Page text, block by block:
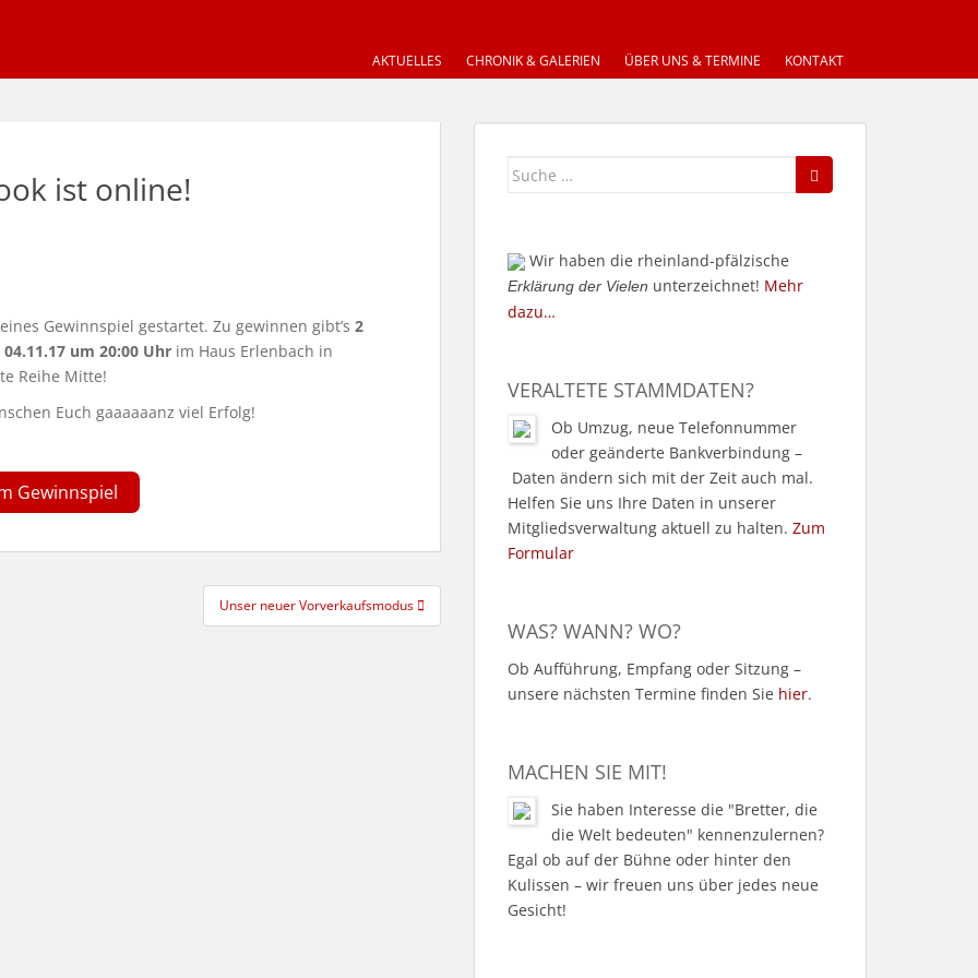
AKTUELLES CHRONIK & GALERIEN ÜBER UNS & TERMINE KONTAKT
ist online!
Gewinnspiel gestartet. Zu gewinnen gibt’s 2
um 20:00 Uhr im Haus Erlenbach in
Reihe Mitte!
Euch gaaaaaanz viel Erfolg!
Gewinnspiel
Unser neuer Vorverkaufsmodus
Suche
Wir haben die rheinland-pfälzische
Erklärung der Vielen unterzeichnet! Mehr
dazu…
VERALTETE STAMMDATEN?
Ob Umzug, neue Telefonnummer
oder geänderte Bankverbindung –
Daten ändern sich mit der Zeit auch mal.
Helfen Sie uns Ihre Daten in unserer
Mitgliedsverwaltung aktuell zu halten. Zum
Formular
WAS? WANN? WO?
Ob Aufführung, Empfang oder Sitzung –
unsere nächsten Termine finden Sie hier.
MACHEN SIE MIT!
Sie haben Interesse die "Bretter, die
die Welt bedeuten" kennenzulernen?
Egal ob auf der Bühne oder hinter den
Kulissen – wir freuen uns über jedes neue
Gesicht!